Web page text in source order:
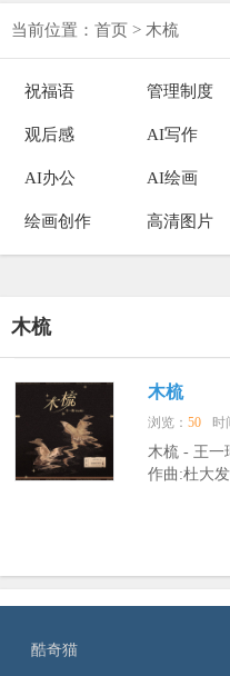
当前位置： 首页 > 木梳
祝福语 管理制度
观后感 AI写作
AI办公 AI绘画
绘画创作 高清图片
木梳
木梳
浏览：50 时
木梳 - 王一
作曲:杜大
酷奇猫